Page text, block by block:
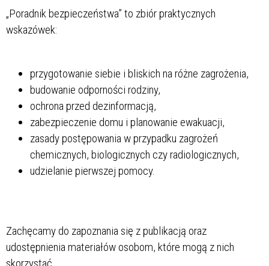
„Poradnik bezpieczeństwa” to zbiór praktycznych
wskazówek:
przygotowanie siebie i bliskich na różne zagrożenia,
budowanie odporności rodziny,
ochrona przed dezinformacją,
zabezpieczenie domu i planowanie ewakuacji,
zasady postępowania w przypadku zagrożeń
chemicznych, biologicznych czy radiologicznych,
udzielanie pierwszej pomocy.
Zachęcamy do zapoznania się z publikacją oraz
udostępnienia materiałów osobom, które mogą z nich
skorzystać.